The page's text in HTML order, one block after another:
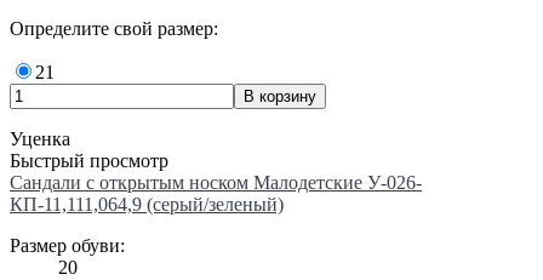
Определите свой размер:
21
Уценка
Быстрый просмотр
Сандали с открытым носком Малодетские У-026-
КП-11,111,064,9 (серый/зеленый)
Размер обуви:
20